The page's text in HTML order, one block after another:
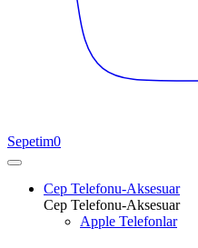
Sepetim0
Cep Telefonu-Aksesuar
Cep Telefonu-Aksesuar
Apple Telefonlar